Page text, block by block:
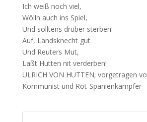
Ich weiß noch viel,
Wölln auch ins Spiel,
Und solltens drüber sterben:
Auf, Landsknecht gut
Und Reuters Mut,
Laßt Hutten nit verderben!
ULRICH VON HUTTEN; vorgetragen
Kommunist und Rot-Spanienkämpfer